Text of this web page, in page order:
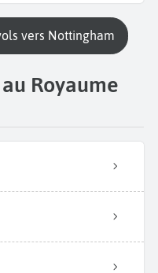
vers Nottingham
Royaume